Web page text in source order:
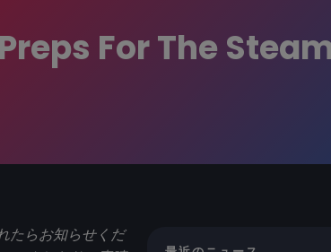
For The
たらお知らせくだ